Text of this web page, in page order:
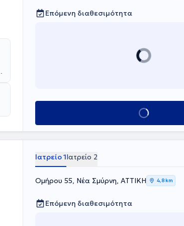
Επόμενη διαθεσιμότητα
Κλείσε ραντεβού
Ιατρείο 1Ιατρείο 2
Ομήρου 55, Νέα Σμύρνη, ΑΤΤΙΚΗ 4,8 km
Επόμενη διαθεσιμότητα